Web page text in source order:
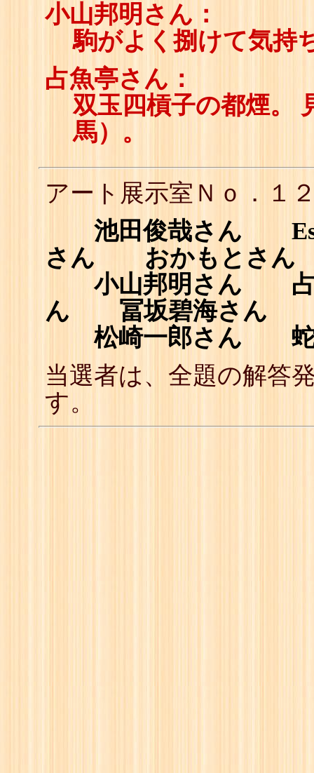
小山邦明さん：
駒がよく捌けて気持
占魚亭さん：
双玉四槓子の都煙。
馬）。
アート展示室Ｎｏ．
池田俊哉さん
さん おかもとさん
小山邦明さん 占
ん 冨坂碧海さん
松崎一郎さん 蛇
当選者は、全題の解答
す。